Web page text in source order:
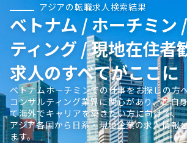
アジアの転職求人検索結果
ベトナム / ホーチミン
ティング / 現地在住者
求人のすべてがここに
ベトナムホーチミンでの仕事をお探しの方
コンサルティング業界に関心があり、ご自
て海外でキャリアを築きたい方に向けて、
アジア各国から日系・現地企業の求人情報
ます。